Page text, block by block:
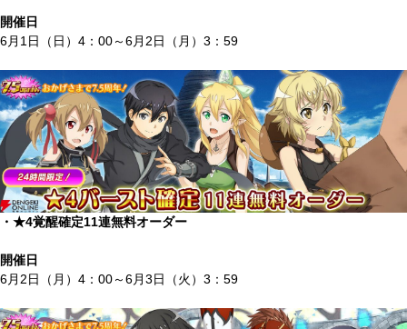
開催日
6月1日（日）4：00～6月2日（月）3：59
・★4覚醒確定11連無料オーダー
開催日
6月2日（月）4：00～6月3日（火）3：59